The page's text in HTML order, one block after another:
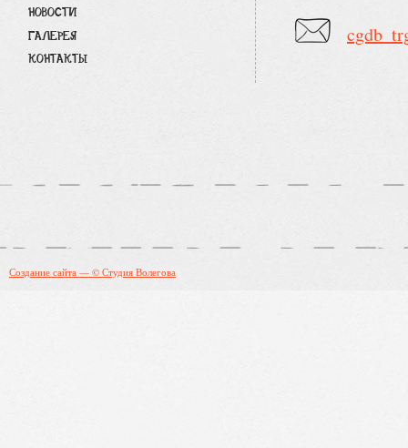
НОВОСТИ
ГАЛЕРЕЯ
КОНТАКТЫ
Создание сайта — © Студия Волегова